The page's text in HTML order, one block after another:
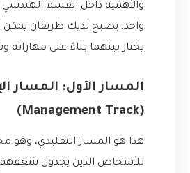
والأهمية داخل القسم
واحد، يصبح لديك طريقان
يختار بينهما بناءً على مهاراته
المسار الأول: المسار
(Management Track)
هذا هو المسار التقليدي،
للأشخاص الذين يجدون شغفهم